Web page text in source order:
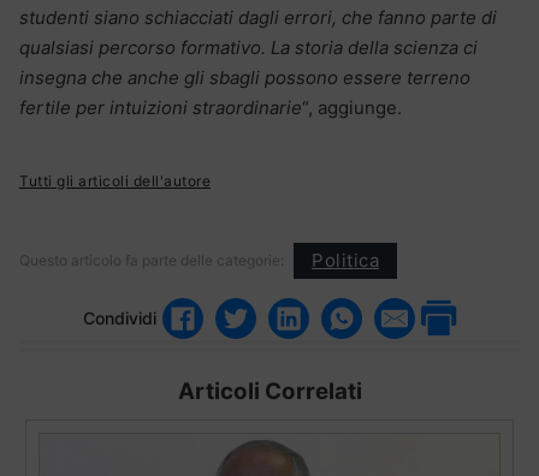
studenti siano schiacciati dagli errori, che fanno parte di
qualsiasi percorso formativo. La storia della scienza ci
insegna che anche gli sbagli possono essere terreno
fertile per intuizioni straordinarie“, aggiunge.
Tutti gli articoli dell'autore
Questo articolo fa parte delle categorie: Politica
Condividi
Articoli Correlati